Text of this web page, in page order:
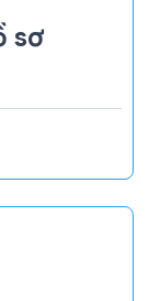
sơ